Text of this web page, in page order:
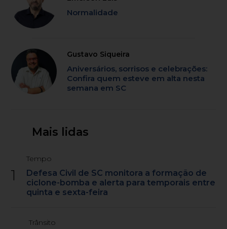
Normalidade
Gustavo Siqueira
Aniversários, sorrisos e celebrações:
Confira quem esteve em alta nesta
semana em SC
Mais lidas
1
Tempo
Defesa Civil de SC monitora a formação de
ciclone-bomba e alerta para temporais entre
quinta e sexta-feira
Trânsito